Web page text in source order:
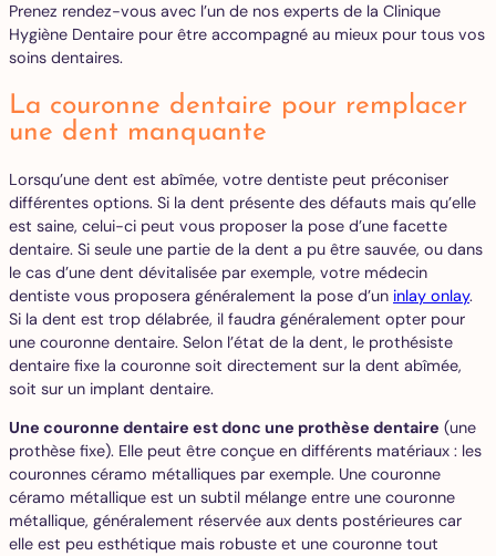
Prenez rendez-vous avec l’un de nos experts de la Clinique
Hygiène Dentaire pour être accompagné au mieux pour tous vos
soins dentaires.
La couronne dentaire pour remplacer
une dent manquante
Lorsqu’une dent est abîmée, votre dentiste peut préconiser
différentes options. Si la dent présente des défauts mais qu’elle
est saine, celui-ci peut vous proposer la pose d’une facette
dentaire. Si seule une partie de la dent a pu être sauvée, ou dans
le cas d’une dent dévitalisée par exemple, votre médecin
dentiste vous proposera généralement la pose d’un inlay onlay.
Si la dent est trop délabrée, il faudra généralement opter pour
une couronne dentaire. Selon l’état de la dent, le prothésiste
dentaire fixe la couronne soit directement sur la dent abîmée,
soit sur un implant dentaire.
Une couronne dentaire est donc une prothèse dentaire (une
prothèse fixe). Elle peut être conçue en différents matériaux : les
couronnes céramo métalliques par exemple. Une couronne
céramo métallique est un subtil mélange entre une couronne
métallique, généralement réservée aux dents postérieures car
elle est peu esthétique mais robuste et une couronne tout